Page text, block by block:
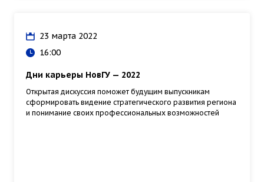
23 марта 2022
16:00
Дни карьеры НовГУ — 2022
Открытая дискуссия поможет будущим выпускникам
сформировать видение стратегического развития региона
и понимание своих профессиональных возможностей